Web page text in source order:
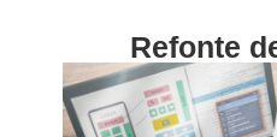
Refonte